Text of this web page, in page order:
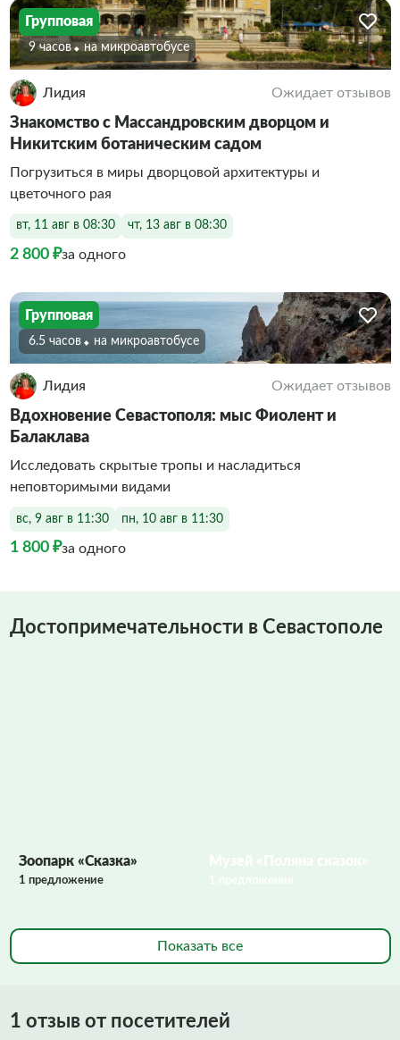
Групповая
9 часов На микроавтобусе
Лидия Ожидает отзывов
Знакомство с Массандровским дворцом и
Никитским ботаническим садом
Погрузиться в миры дворцовой архитектуры и
цветочного рая
вт, 11 авг в 08:30 чт, 13 авг в 08:30
2 800 ₽за одного
Групповая
6.5 часов На микроавтобусе
Лидия Ожидает отзывов
Вдохновение Севастополя: мыс Фиолент и
Балаклава
Исследовать скрытые тропы и насладиться
неповторимыми видами
вс, 9 авг в 11:30 пн, 10 авг в 11:30
1 800 ₽за одного
Достопримечательности в Севастополе
Зоопарк «Сказка»
1 предложение
Показать все
1 отзыв от посетителей